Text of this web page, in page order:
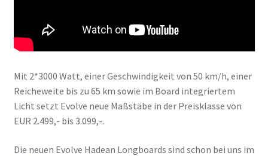
Mit 2*3000 Watt, einer Geschwindigkeit von 50 km/h, einer
Reicheweite bis zu 65 km sowie im Board integriertem
Licht setzt Evolve neue Maßstäbe in der Preisklasse von
EUR 2.499,- bis 3.099,-.
Die neuen Evolve Hadean Longboards sind schon bei uns im